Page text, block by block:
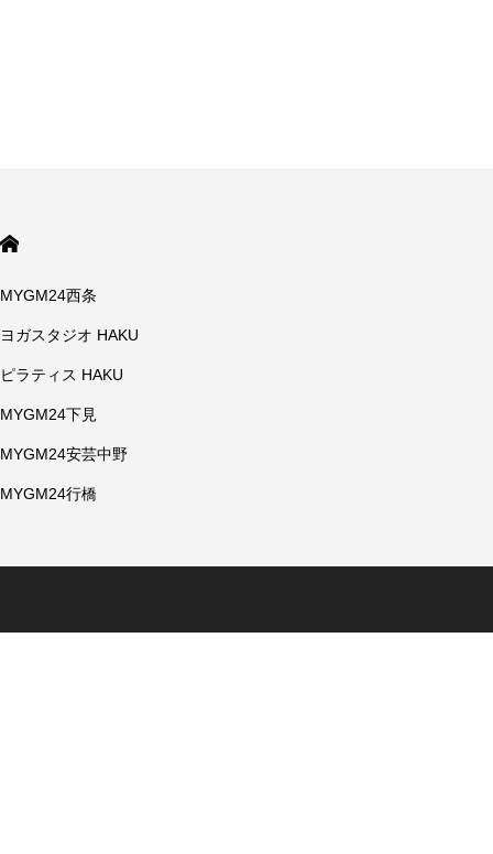
MYGM24西条
ヨガスタジオ HAKU
ピラティス HAKU
MYGM24下見
MYGM24安芸中野
MYGM24行橋